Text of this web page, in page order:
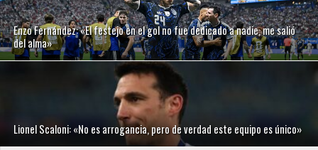
Enzo Fernández: «El festejo en el gol no fue dedicado a nadie, me salió
del alma»
Lionel Scaloni: «No es arrogancia, pero de verdad este equipo es único»